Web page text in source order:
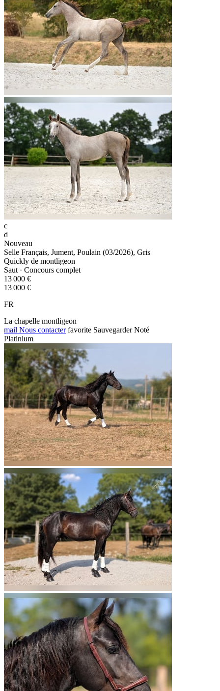
c
d
Nouveau
Selle Français, Jument, Poulain (03/2026), Gris
Quickly de montligeon
Saut · Concours complet
13 000 €
13 000 €
FR
La chapelle montligeon
mail Nous contacter favorite Sauvegarder Noté
Platinium